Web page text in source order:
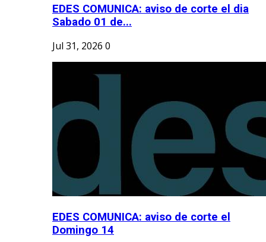
EDES COMUNICA: aviso de corte el dia
Sabado 01 de...
Jul 31, 2026 0
EDES COMUNICA: aviso de corte el
Domingo 14